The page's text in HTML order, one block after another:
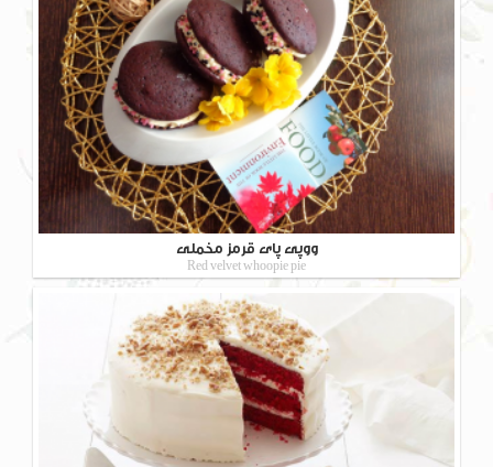
ووپی پای قرمز مخملی
Red velvet whoopie pie